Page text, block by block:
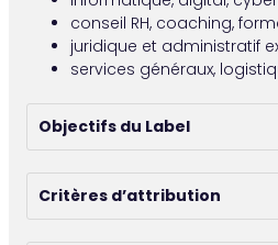
conseil RH, coaching,
juridique et administratif
services généraux,
Objectifs du Label
Critères d’attribution